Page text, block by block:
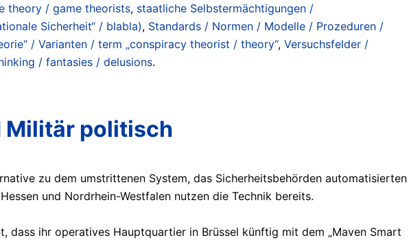
theory / game theorists, staatliche Selbstermächtigungen /
Sicherheit“ / blabla), Standards / Normen / Modelle / Prozeduren /
/ Varianten / term „conspiracy theorist / theory“, Versuchsfelder /
/ fantasies / delusions.
Militär politisch
zu dem umstrittenen System, das Sicherheitsbehörden automatisierten
und Nordrhein-Westfalen nutzen die Technik bereits.
ihr operatives Hauptquartier in Brüssel künftig mit dem „Maven Smart